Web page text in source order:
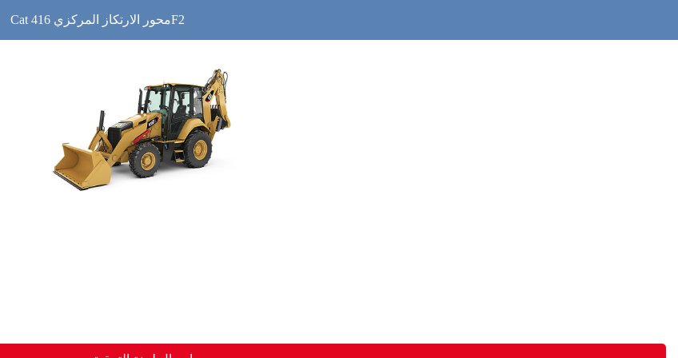
Cat محور الارتكاز المركزي 416F2